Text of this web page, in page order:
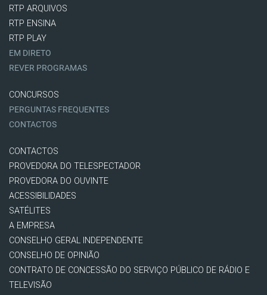
RTP ARQUIVOS
RTP ENSINA
RTP PLAY
EM DIRETO
REVER PROGRAMAS
CONCURSOS
PERGUNTAS FREQUENTES
CONTACTOS
CONTACTOS
PROVEDORA DO TELESPECTADOR
PROVEDORA DO OUVINTE
ACESSIBILIDADES
SATÉLITES
A EMPRESA
CONSELHO GERAL INDEPENDENTE
CONSELHO DE OPINIÃO
CONTRATO DE CONCESSÃO DO SERVIÇO PÚBLICO DE RÁDIO E
TELEVISÃO